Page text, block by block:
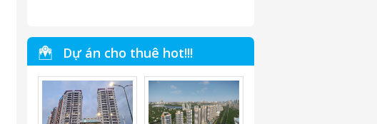
Dự án cho thuê hot!!!